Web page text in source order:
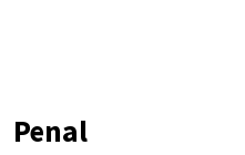
Penal